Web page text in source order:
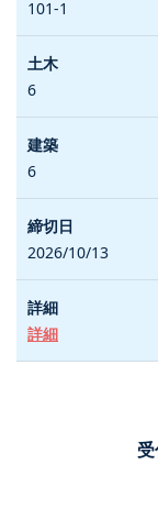
101-1
6
6
2026/10/13
詳細